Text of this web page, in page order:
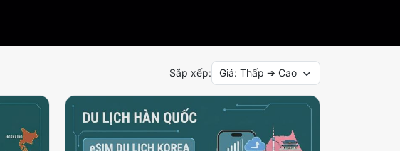
Sắp xếp: Giá: Thấp ➔ Cao